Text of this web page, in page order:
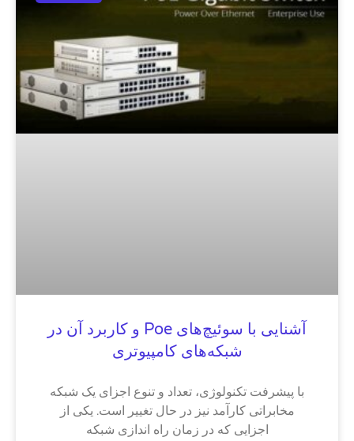
آشنایی با سوئیچ‌های Poe و کاربرد آن در
شبکه‌های کامپیوتری
با پیشرفت تکنولوژی، تعداد و تنوع اجزای یک شبکه
مخابراتی کارآمد نیز در حال تغییر است. یکی از
اجزایی که در زمان راه اندازی شبکه